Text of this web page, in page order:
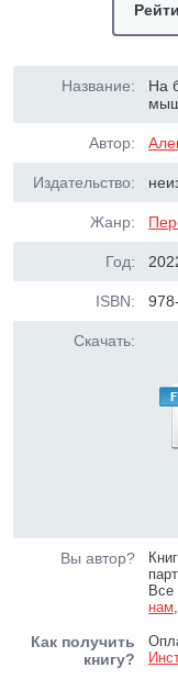
Название:
На
Автор:
Издательство:
Жанр:
Год:
ISBN:
Скачать:
Вы автор?
Все
нам
Как получить
книгу?